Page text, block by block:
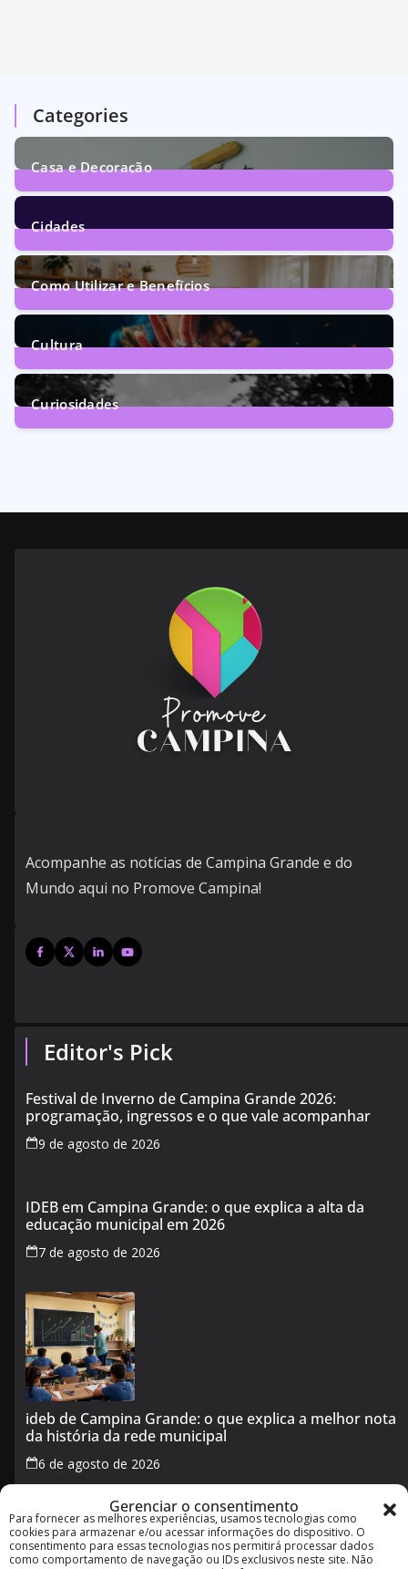
Gerenciar o consentimento
Para fornecer as melhores experiências, usamos tecnologias como
cookies para armazenar e/ou acessar informações do dispositivo. O
consentimento para essas tecnologias nos permitirá processar dados
como comportamento de navegação ou IDs exclusivos neste site. Não
Categories
Casa e Decoração
1Post
Cidades
73Posts
Como Utilizar e Benefícios
160Posts
Cultura
246Posts
Curiosidades
Acompanhe as notícias de Campina Grande e do
Mundo aqui no Promove Campina!
Editor's Pick
Festival de Inverno de Campina Grande 2026:
programação, ingressos e o que vale acompanhar
9 de agosto de 2026
IDEB em Campina Grande: o que explica a alta da
educação municipal em 2026
7 de agosto de 2026
ideb de Campina Grande: o que explica a melhor nota
da história da rede municipal
6 de agosto de 2026
Transporte público em Campina Grande no feriado de
5 de agosto: veja horários e o que muda